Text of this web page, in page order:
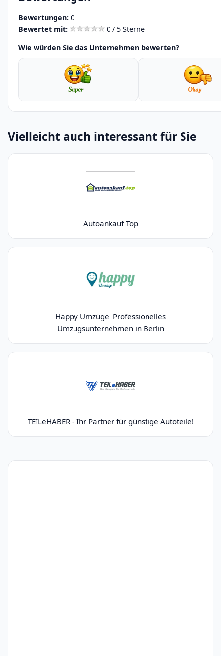
Bewertungen: 0
Bewertet mit:
0 / 5 Sterne
Wie würden Sie das Unternehmen bewerten?
Vielleicht auch interessant für Sie
Autoankauf Top
Happy Umzüge: Professionelles
Umzugsunternehmen in Berlin
TEILeHABER - Ihr Partner für günstige Autoteile!